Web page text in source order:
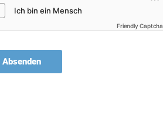
Friendly Captcha
Absenden